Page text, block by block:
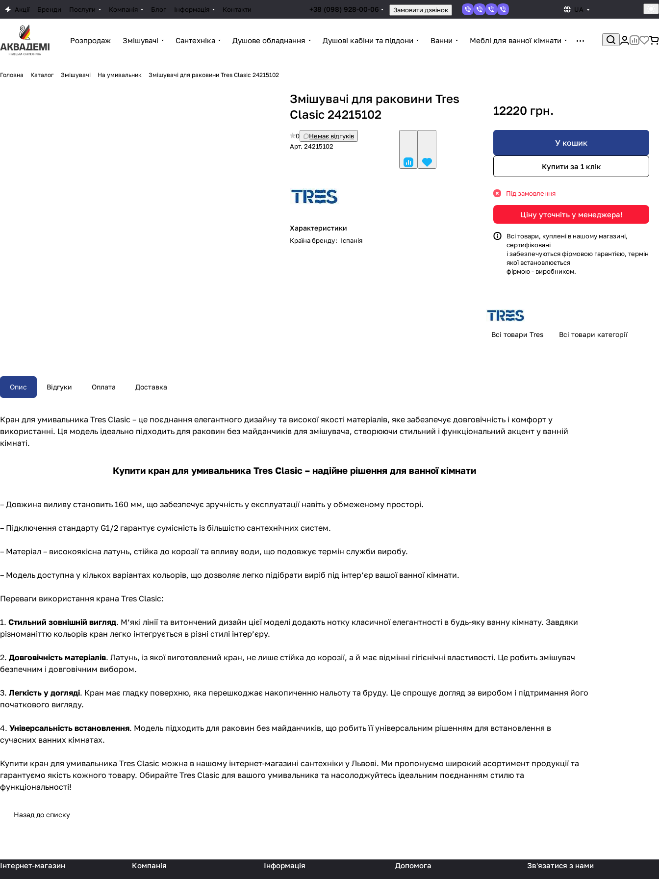
Акції Бренди Послуги Компанія Блог Інформація Контакти +38 (098) 928-00-06 Замовити дзвінок UA
Розпродаж Змішувачі Сантехніка Душове обладнання Душові кабіни та піддони Ванни Меблі для ванної кімнати
Головна Каталог Змішувачі На умивальник Змішувачі для раковини Tres Clasic 24215102
Змішувачі для раковини Tres
Clasic 24215102
0
Немає відгуків
Арт.24215102
Характеристики
Країна бренду: Іспанія
12220 грн.
У кошик
Купити за 1 клiк
Під замовлення
Ціну уточніть у менеджера!
Всі товари, куплені в нашому магазині,
сертифіковані
і забезпечуються фірмовою гарантією, термін
якої встановлюється
фірмою - виробником.
Всі товари Tres Всі товари категорії
Опис Відгуки Оплата Доставка
Кран для умивальника Tres Clasic – це поєднання елегантного дизайну та високої якості матеріалів, яке забезпечує довговічність і комфорт у
використанні. Ця модель ідеально підходить для раковин без майданчиків для змішувача, створюючи стильний і функціональний акцент у ванній
кімнаті.
Купити кран для умивальника Tres Clasic – надійне рішення для ванної кімнати
– Довжина виливу становить 160 мм, що забезпечує зручність у експлуатації навіть у обмеженому просторі.
– Підключення стандарту G1/2 гарантує сумісність із більшістю сантехнічних систем.
– Матеріал – високоякісна латунь, стійка до корозії та впливу води, що подовжує термін служби виробу.
– Модель доступна у кількох варіантах кольорів, що дозволяє легко підібрати виріб під інтер’єр вашої ванної кімнати.
Переваги використання крана Tres Clasic:
1. Стильний зовнішній вигляд. М’які лінії та витончений дизайн цієї моделі додають нотку класичної елегантності в будь-яку ванну кімнату. Завдяки
різноманіттю кольорів кран легко інтегрується в різні стилі інтер’єру.
2. Довговічність матеріалів. Латунь, із якої виготовлений кран, не лише стійка до корозії, а й має відмінні гігієнічні властивості. Це робить змішувач
безпечним і довговічним вибором.
3. Легкість у догляді. Кран має гладку поверхню, яка перешкоджає накопиченню нальоту та бруду. Це спрощує догляд за виробом і підтримання його
початкового вигляду.
4. Універсальність встановлення. Модель підходить для раковин без майданчиків, що робить її універсальним рішенням для встановлення в
сучасних ванних кімнатах.
Купити кран для умивальника Tres Clasic можна в нашому інтернет-магазині сантехніки у Львові. Ми пропонуємо широкий асортимент продукції та
гарантуємо якість кожного товару. Обирайте Tres Clasic для вашого умивальника та насолоджуйтесь ідеальним поєднанням стилю та
функціональності!
Назад до списку
Інтернет-магазин Компанія Інформація Допомога Зв'язатися з нами